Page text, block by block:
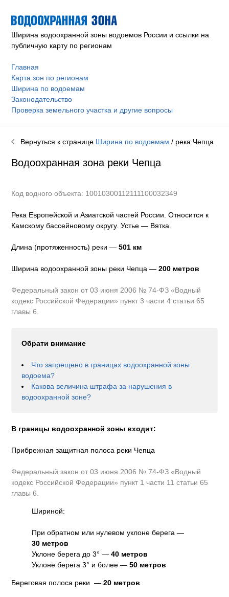
Ширина водоохранной зоны водоемов России и ссылки на
публичную карту по регионам
Главная
Карта зон по регионам
Ширина по водоемам
Законодательство
Проверка земельного участка и другие вопросы
Вернуться к странице Ширина по водоемам / река Чепца
Водоохранная зона реки Чепца
Код водного объекта: 10010300112111100032349
Река Европейской и Азиатской частей России. Относится к
Камскому бассейновому округу.Устье — Вятка.
Длина (протяженность) реки —501 км
Ширина водоохранной зоны реки Чепца —200 метров
Федеральный закон от 03 июня 2006 № 74-ФЗ «Водный
кодекс Российской Федерации» пункт 3 части 4 статьи 65
главы 6.
Обрати внимание
Что запрещено в границах водоохранной зоны
водоема?
Какова величина штрафа за нарушения в
водоохранной зоне?
В границы водоохранной зоны входит:
Прибрежная защитная полоса реки Чепца
Федеральный закон от 03 июня 2006 № 74-ФЗ «Водный
кодекс Российской Федерации» пункт 1 части 11 статьи 65
главы 6.
Шириной:
При обратном или нулевом уклоне берега —
30 метров
Уклоне берега до 3° —40 метров
Уклоне берега 3° и более —50 метров
Береговая полоса реки —20 метров